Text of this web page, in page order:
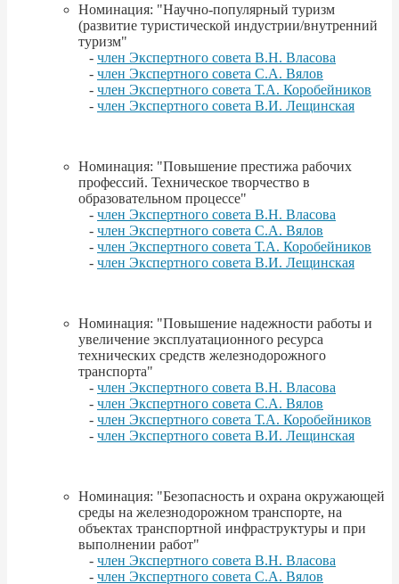
Номинация: "Научно-популярный туризм
(развитие туристической индустрии/внутренний
туризм"
- член Экспертного совета В.Н. Власова
- член Экспертного совета С.А. Вялов
- член Экспертного совета Т.А. Коробейников
- член Экспертного совета В.И. Лещинская
Номинация: "Повышение престижа рабочих
профессий. Техническое творчество в
образовательном процессе"
- член Экспертного совета В.Н. Власова
- член Экспертного совета С.А. Вялов
- член Экспертного совета Т.А. Коробейников
- член Экспертного совета В.И. Лещинская
Номинация: "Повышение надежности работы и
увеличение эксплуатационного ресурса
технических средств железнодорожного
транспорта"
- член Экспертного совета В.Н. Власова
- член Экспертного совета С.А. Вялов
- член Экспертного совета Т.А. Коробейников
- член Экспертного совета В.И. Лещинская
Номинация: "Безопасность и охрана окружающей
среды на железнодорожном транспорте, на
объектах транспортной инфраструктуры и при
выполнении работ"
- член Экспертного совета В.Н. Власова
- член Экспертного совета С.А. Вялов